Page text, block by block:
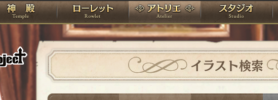
PandoraPartyProject
神殿 ローレット アトリエ
イラスト検索